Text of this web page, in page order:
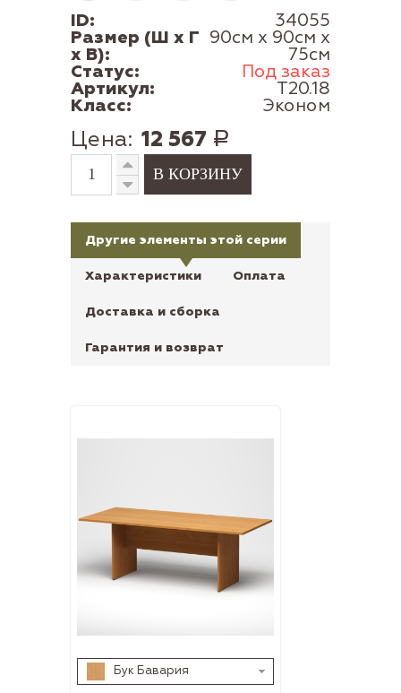
ID: 34055
Размер (Ш x Г
x В):
90см x 90см x
75см
Статус: Под заказ
Артикул: Т20.18
Класс: Эконом
Цена: 12 567 Р
Другие элементы этой серии
Характеристики Оплата
Доставка и сборка
Гарантия и возврат
Бук Бавария